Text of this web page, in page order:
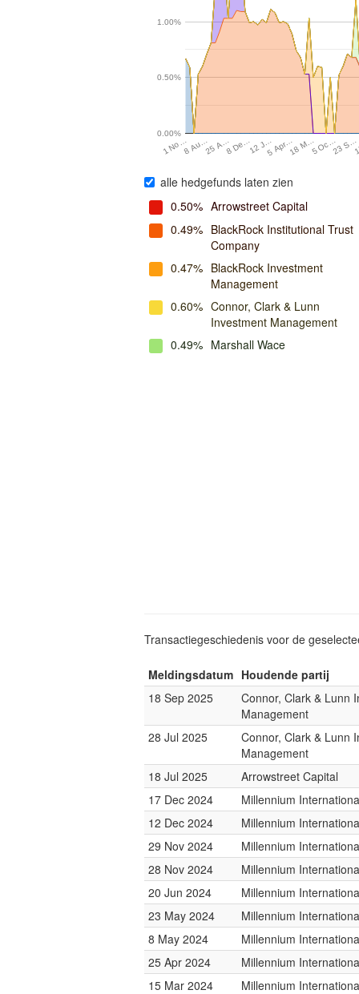
1 No…8 Au…25 A…8 De…12 J…5 Apr…18 M…5 Oc…23 S…
0.00%
0.50%
1.00%
alle hedgefunds laten zien
0.50% Arrowstreet Capital
0.49% BlackRock Institutional Trust
Company
0.47% BlackRock Investment
Management
0.60% Connor, Clark & Lunn
Investment Management
0.49% Marshall Wace
Transactiegeschiedenis voor de
Meldingsdatum Houdende partij
18 Sep 2025
Connor, Clark & Lunn
Management
28 Jul 2025
Connor, Clark & Lunn
Management
18 Jul 2025
Arrowstreet Capital
17 Dec 2024
Millennium
12 Dec 2024
Millennium
29 Nov 2024
Millennium
28 Nov 2024
Millennium
20 Jun 2024
Millennium
23 May 2024
Millennium
8 May 2024
Millennium
25 Apr 2024
Millennium
15 Mar 2024
Millennium